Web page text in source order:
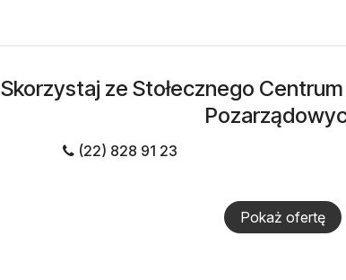
Skorzystaj ze Stołecznego
(22) 828 91 23
Pokaż ofertę